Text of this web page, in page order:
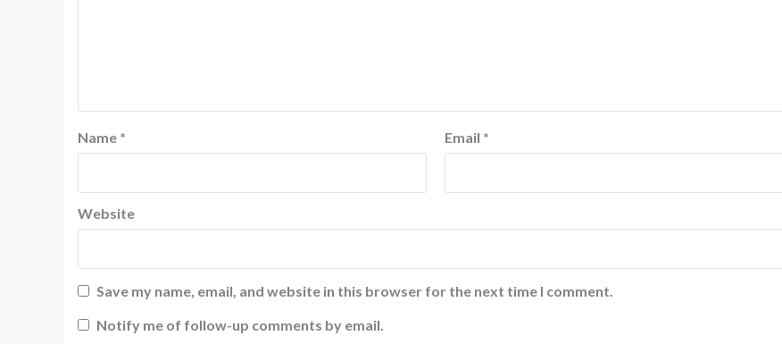
Name * Email *
Website
Save my name, email, and website in this browser for the next time I comment.
Notify me of follow-up comments by email.